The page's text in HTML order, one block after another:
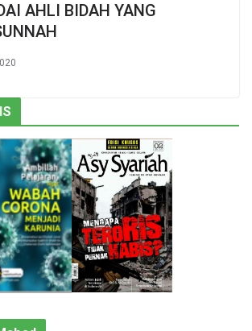
AHLI BIDAH YANG